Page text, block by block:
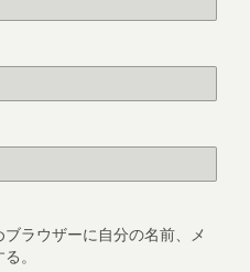
ラウザーに自分の名前、メ
。